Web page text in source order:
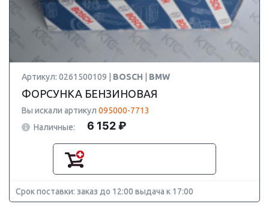
Артикул: 0261500109 | BOSCH BMW
ФОРСУНКА БЕНЗИНОВАЯ
Вы искали артикул 095000-7713
Наличные:
6 152 ₽
Срок поставки: заказ до 12:00 выдача к 17:00